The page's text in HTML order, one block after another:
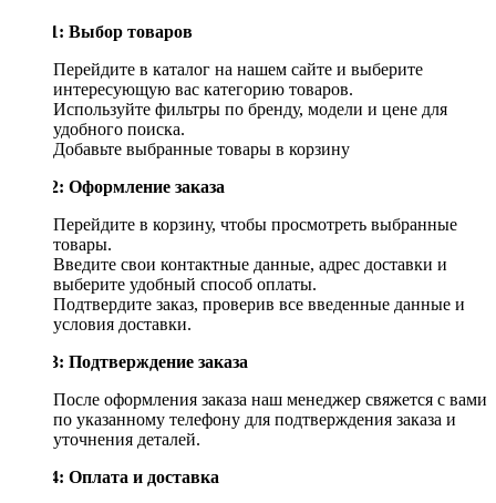
Шаг 1: Выбор товаров
Перейдите в каталог на нашем сайте и выберите
интересующую вас категорию товаров.
Используйте фильтры по бренду, модели и цене для
удобного поиска.
Добавьте выбранные товары в корзину
Шаг 2: Оформление заказа
Перейдите в корзину, чтобы просмотреть выбранные
товары.
Введите свои контактные данные, адрес доставки и
выберите удобный способ оплаты.
Подтвердите заказ, проверив все введенные данные и
условия доставки.
Шаг 3: Подтверждение заказа
После оформления заказа наш менеджер свяжется с вами
по указанному телефону для подтверждения заказа и
уточнения деталей.
Шаг 4: Оплата и доставка